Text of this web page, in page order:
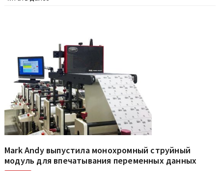
Mark Andy выпустила монохромный струйный
модуль для впечатывания переменных данных